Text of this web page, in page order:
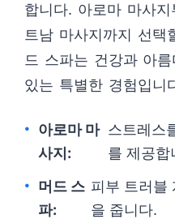
합니다. 아로마 마사
트남 마사지까지 선택
드 스파는 건강과 아
있는 특별한 경험입니
아로마 마
사지:
스트레스
를 제공합
머드 스
파:
피부 트러블
을 줍니다.